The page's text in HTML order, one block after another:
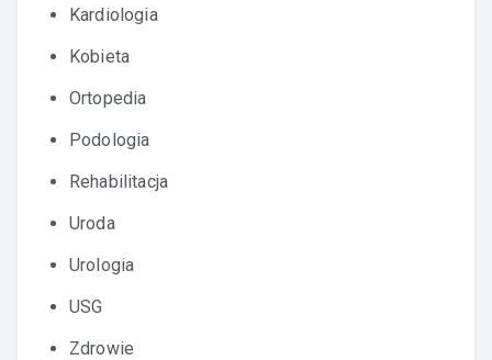
Kardiologia
Kobieta
Ortopedia
Podologia
Rehabilitacja
Uroda
Urologia
USG
Zdrowie